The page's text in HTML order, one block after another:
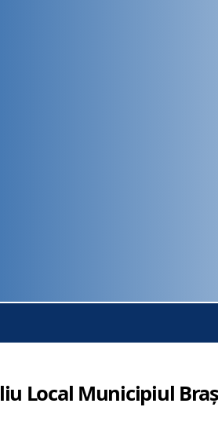
Local Municipiul